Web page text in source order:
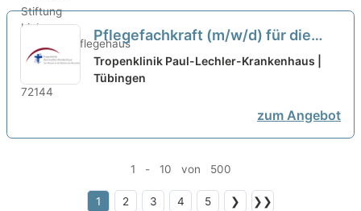
Pflegefachkraft (m/w/d) für die
Aufnahmestation in Teilzeit (50-
80%) - Werden Sie jetzt Teil
Tropenklinik Paul-Lechler-Krankenhaus |
Tübingen
zum Angebot
1 - 10 von 500
1 2 3 4 5 ❯ ❯❯